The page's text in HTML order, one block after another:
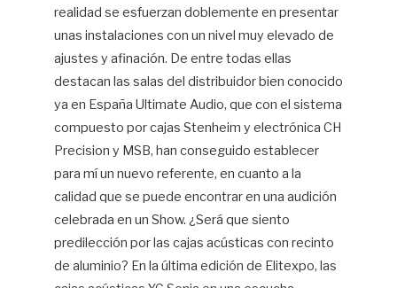
realidad se esfuerzan doblemente en presentar
unas instalaciones con un nivel muy elevado de
ajustes y afinación. De entre todas ellas
destacan las salas del distribuidor bien conocido
ya en España Ultimate Audio, que con el sistema
compuesto por cajas Stenheim y electrónica CH
Precision y MSB, han conseguido establecer
para mí un nuevo referente, en cuanto a la
calidad que se puede encontrar en una audición
celebrada en un Show. ¿Será que siento
predilección por las cajas acústicas con recinto
de aluminio? En la última edición de Elitexpo, las